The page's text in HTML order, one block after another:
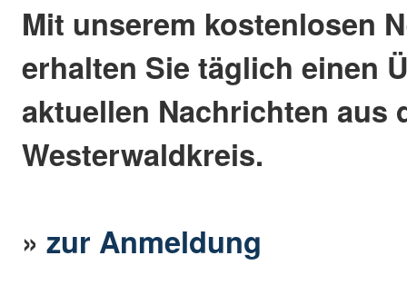
Mit unserem kostenlosen
erhalten Sie täglich einen
aktuellen Nachrichten aus
Westerwaldkreis.
»zur Anmeldung